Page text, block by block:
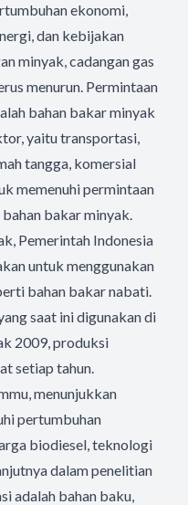
ekonomi,
dan kebijakan
minyak, cadangan gas
menurun. Permintaan
bahan bakar minyak
yaitu transportasi,
tangga, komersial
memenuhi permintaan
bakar minyak.
Pemerintah Indonesia
untuk menggunakan
bahan bakar nabati.
saat ini digunakan di
2009, produksi
setiap tahun.
menunjukkan
pertumbuhan
biodiesel, teknologi
dalam penelitian
adalah bahan baku,